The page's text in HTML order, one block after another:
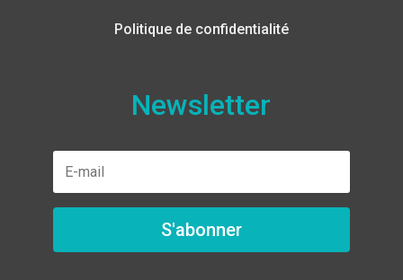
Politique de confidentialité
Newsletter
S'abonner